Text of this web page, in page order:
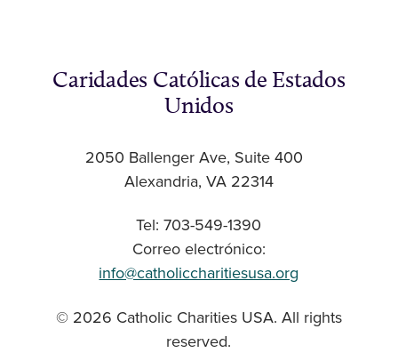
Caridades Católicas de Estados
Unidos
2050 Ballenger Ave, Suite 400
Alexandria, VA 22314
Tel: 703-549-1390
Correo electrónico:
info@catholiccharitiesusa.org
© 2026 Catholic Charities USA. All rights
reserved.